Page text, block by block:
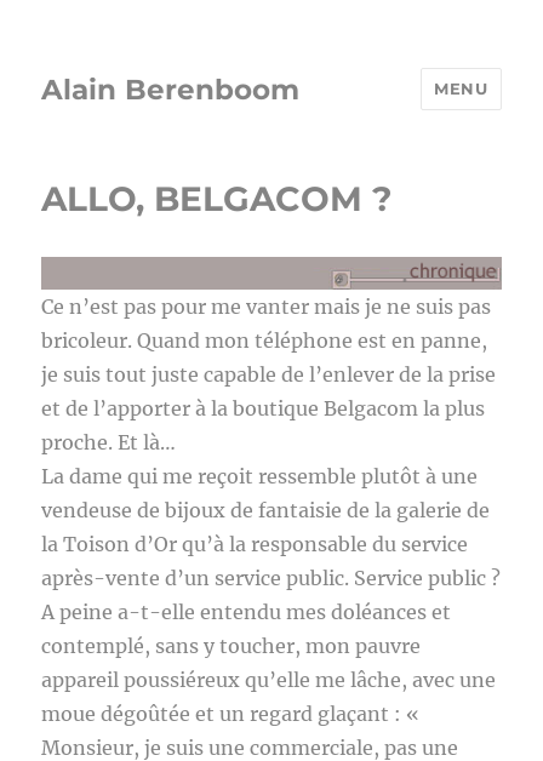
Alain Berenboom MENU
ALLO, BELGACOM ?
Ce n’est pas pour me vanter mais je ne suis pas
bricoleur. Quand mon téléphone est en panne,
je suis tout juste capable de l’enlever de la prise
et de l’apporter à la boutique Belgacom la plus
proche. Et là…
La dame qui me reçoit ressemble plutôt à une
vendeuse de bijoux de fantaisie de la galerie de
la Toison d’Or qu’à la responsable du service
après-vente d’un service public. Service public ?
A peine a-t-elle entendu mes doléances et
contemplé, sans y toucher, mon pauvre
appareil poussiéreux qu’elle me lâche, avec une
moue dégoûtée et un regard glaçant : «
Monsieur, je suis une commerciale, pas une